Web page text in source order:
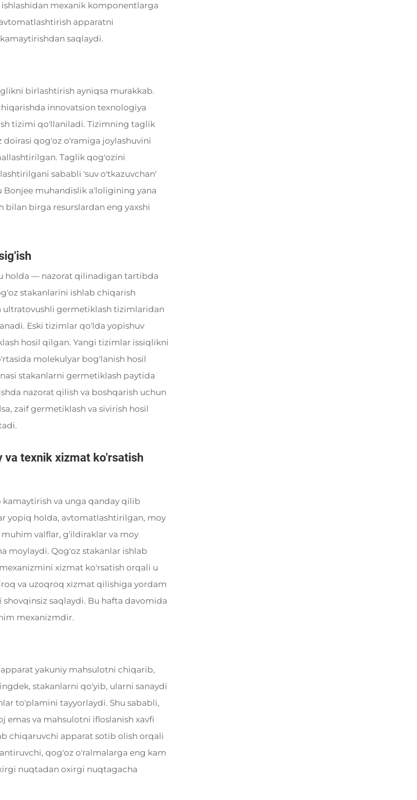
mexanik komponentlarga
apparatni
saqlaydi.
birlashtirish ayniqsa murakkab.
innovatsion texnologiya
tizimi qo'llaniladi. Tizimning taglik
qog'oz o'ramiga joylashuvini
Taglik qog'ozini
sababli 'suv o'tkazuvchan'
muhandislik a'loligining yana
birga resurslardan eng yaxshi
holda — nazorat qilinadigan tartibda
stakanlarini ishlab chiqarish
germetiklash tizimlaridan
Eski tizimlar qo'lda yopishuv
hosil qilgan. Yangi tizimlar issiqlikni
molekulyar bog'lanish hosil
stakanlarni germetiklash paytida
nazorat qilish va boshqarish uchun
zaif germetiklash va sivirish hosil
texnik xizmat ko'rsatish
va unga qanday qilib
yopiq holda, avtomatlashtirilgan, moy
valflar, g'ildiraklar va moy
moylaydi. Qog'oz stakanlar ishlab
xizmat ko'rsatish orqali u
va uzoqroq xizmat qilishiga yordam
saqlaydi. Bu hafta davomida
mexanizmdir.
yakuniy mahsulotni chiqarib,
stakanlarni qo'yib, ularni sanaydi
to'plamini tayyorlaydi. Shu sababli,
va mahsulotni ifloslanish xavfi
chiqaruvchi apparat sotib olish orqali
qog'oz o'ralmalarga eng kam
nuqtadan oxirgi nuqtagacha